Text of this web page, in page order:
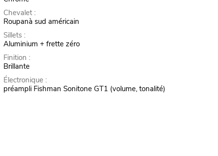
Chevalet :
Roupanà sud américain
Sillets :
Aluminium + frette zéro
Finition :
Brillante
Électronique :
préampli Fishman Sonitone GT1 (volume, tonalité)